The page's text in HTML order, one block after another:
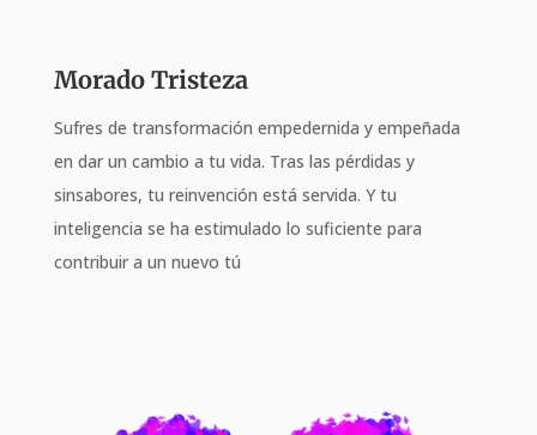
Morado Tristeza
Sufres de transformación empedernida y empeñada
en dar un cambio a tu vida. Tras las pérdidas y
sinsabores, tu reinvención está servida. Y tu
inteligencia se ha estimulado lo suficiente para
contribuir a un nuevo tú